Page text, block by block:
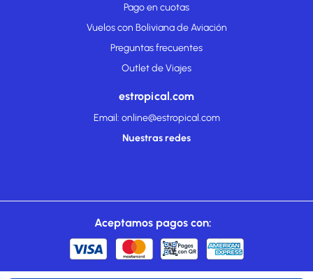
Pago en cuotas
Vuelos con Boliviana de Aviación
Preguntas frecuentes
Outlet de Viajes
estropical.com
Email: online@estropical.com
Nuestras redes
Aceptamos pagos con: